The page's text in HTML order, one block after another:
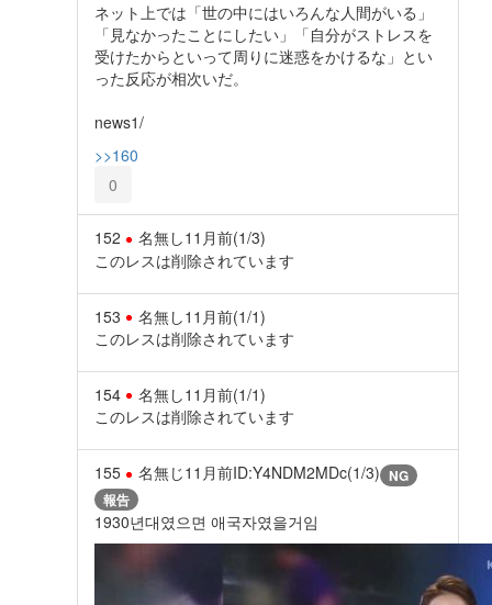
ネット上では「世の中にはいろんな人間がいる」
「見なかったことにしたい」「自分がストレスを
受けたからといって周りに迷惑をかけるな」とい
った反応が相次いだ。
news1/
>>160
0
152 名無し11月前(1/3)
このレスは削除されています
153 名無し11月前(1/1)
このレスは削除されています
154 名無し11月前(1/1)
このレスは削除されています
155 名無じ11月前ID:Y4NDM2MDc(1/3) NG
報告
1930년대였으면 애국자였을거임